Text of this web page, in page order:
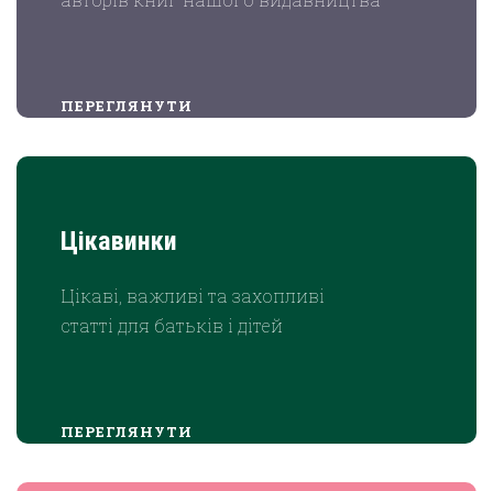
ПЕРЕГЛЯНУТИ
Цікавинки
Цікаві, важливі та захопливі
статті для батьків і дітей
ПЕРЕГЛЯНУТИ